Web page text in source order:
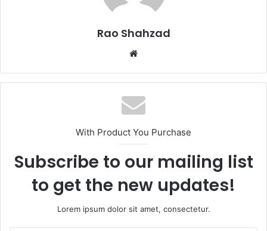
Rao Shahzad
Website
With Product You Purchase
Subscribe to our mailing list
to get the new updates!
Lorem ipsum dolor sit amet, consectetur.